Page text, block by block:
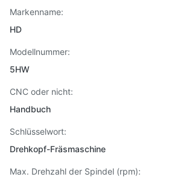
Markenname:
HD
Modellnummer:
5HW
CNC oder nicht:
Handbuch
Schlüsselwort:
Drehkopf-Fräsmaschine
Max. Drehzahl der Spindel (rpm):